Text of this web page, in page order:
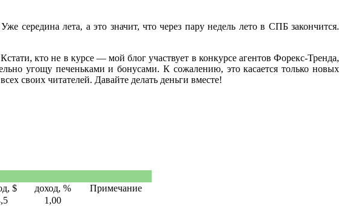
середина лета, а это значит, что через пару недель лето в СПБ закончится.
кто не в курсе — мой блог участвует в конкурсе агентов Форекс-Тренда,
угощу печеньками и бонусами. К сожалению, это касается только новых
своих читателей. Давайте делать деньги вместе!
$ доход, %
Примечание
1,00